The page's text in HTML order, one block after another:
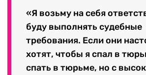
«Я возьму на себя
буду выполнять судебные
требования. Если они
хотят, чтобы я спал в
спать в тюрьме, но с